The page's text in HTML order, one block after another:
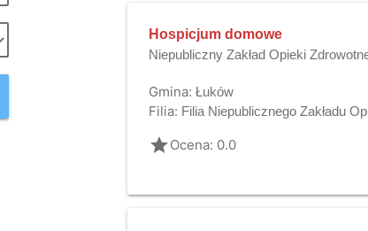
Hospicjum domowe
Niepubliczny Zakład Opieki
Gmina: Łuków
Filia: Filia Niepublicznego Zakładu
gradeOcena: 0.0